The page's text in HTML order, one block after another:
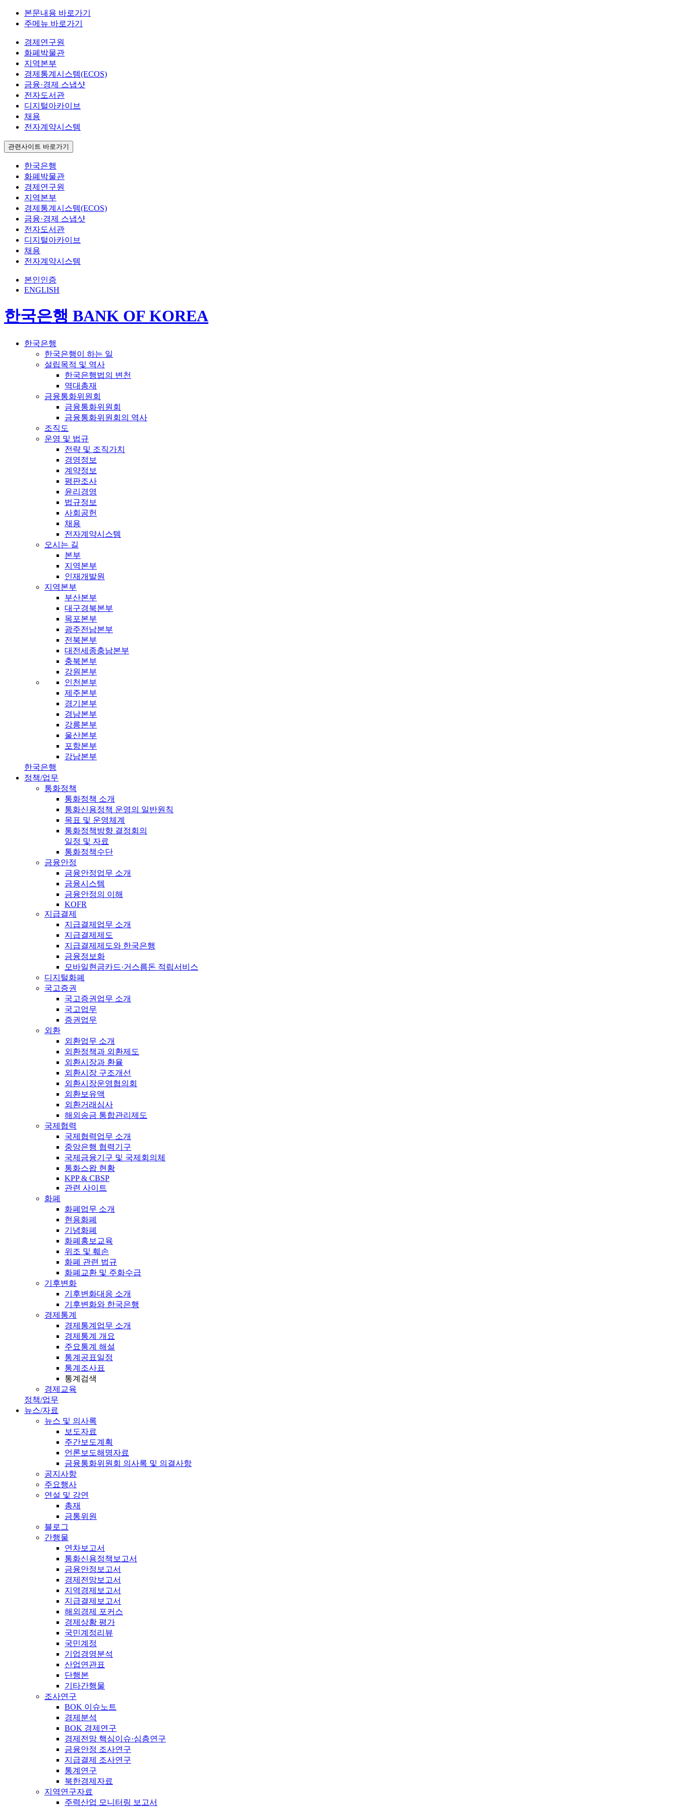
본문내용 바로가기
주메뉴 바로가기
경제연구원
화폐박물관
지역본부
경제통계시스템(ECOS)
금융·경제 스냅샷
전자도서관
디지털아카이브
채용
전자계약시스템
관련사이트 바로가기
한국은행
화폐박물관
경제연구원
지역본부
경제통계시스템(ECOS)
금융·경제 스냅샷
전자도서관
디지털아카이브
채용
전자계약시스템
본인인증
ENGLISH
한국은행 BANK OF KOREA
한국은행
한국은행이 하는 일
설립목적 및 역사
한국은행법의 변천
역대총재
금융통화위원회
금융통화위원회
금융통화위원회의 역사
조직도
운영 및 법규
전략 및 조직가치
경영정보
계약정보
평판조사
윤리경영
법규정보
사회공헌
채용
전자계약시스템
오시는 길
본부
지역본부
인재개발원
지역본부
부산본부
대구경북본부
목포본부
광주전남본부
전북본부
대전세종충남본부
충북본부
강원본부
인천본부
제주본부
경기본부
경남본부
강릉본부
울산본부
포항본부
강남본부
한국은행
정책/업무
통화정책
통화정책 소개
통화신용정책 운영의 일반원칙
목표 및 운영체계
통화정책방향 결정회의
일정 및 자료
통화정책수단
금융안정
금융안정업무 소개
금융시스템
금융안정의 이해
KOFR
지급결제
지급결제업무 소개
지급결제제도
지급결제제도와 한국은행
금융정보화
모바일현금카드·거스름돈 적립서비스
디지털화폐
국고증권
국고증권업무 소개
국고업무
증권업무
외환
외환업무 소개
외환정책과 외환제도
외환시장과 환율
외환시장 구조개선
외환시장운영협의회
외환보유액
외환거래심사
해외송금 통합관리제도
국제협력
국제협력업무 소개
중앙은행 협력기구
국제금융기구 및 국제회의체
통화스왑 현황
KPP & CBSP
관련 사이트
화폐
화폐업무 소개
현용화폐
기념화폐
화폐홍보교육
위조 및 훼손
화폐 관련 법규
화폐교환 및 주화수급
기후변화
기후변화대응 소개
기후변화와 한국은행
경제통계
경제통계업무 소개
경제통계 개요
주요통계 해설
통계공표일정
통계조사표
통계검색
경제교육
정책/업무
뉴스/자료
뉴스 및 의사록
보도자료
주간보도계획
언론보도해명자료
금융통화위원회 의사록 및 의결사항
공지사항
주요행사
연설 및 강연
총재
금통위원
블로그
간행물
연차보고서
통화신용정책보고서
금융안정보고서
경제전망보고서
지역경제보고서
지급결제보고서
해외경제 포커스
경제상황 평가
국민계정리뷰
국민계정
기업경영분석
산업연관표
단행본
기타간행물
조사연구
BOK 이슈노트
경제분석
BOK 경제연구
경제전망 핵심이슈·심층연구
금융안정 조사연구
지급결제 조사연구
통계연구
북한경제자료
지역연구자료
주력산업 모니터링 보고서